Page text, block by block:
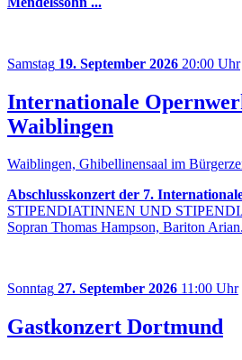
Samstag 19. September 2026 20:00 Uhr
Internationale
Waiblingen
Waiblingen, Ghibellinensaal im
Abschlusskonzert der 7.
STIPENDIATINNEN UND
Sopran Thomas Hampson, Bariton
Sonntag 27. September 2026 11:00 Uhr
Gastkonzert Dortmund